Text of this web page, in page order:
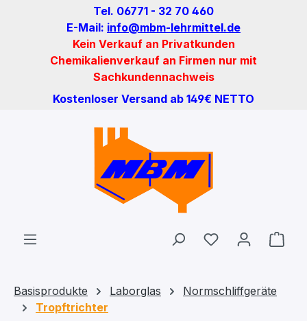
Zum Hauptinhalt springenTel. 06771 - 32 70 460
E-Mail: info@mbm-lehrmittel.de
Kein Verkauf an Privatkunden
Chemikalienverkauf an Firmen nur mit
Sachkundennachweis
Kostenloser Versand ab 149€ NETTO
Du hast 0
Basisprodukte Laborglas
Normschliffgeräte
Tropftrichter